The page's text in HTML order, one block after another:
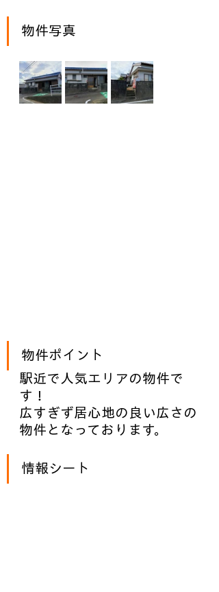
物件写真
物件ポイント
駅近で人気エリアの物件で
す！
広すぎず居心地の良い広さの
物件となっております。
情報シート